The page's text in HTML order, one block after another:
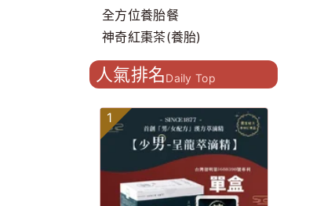
全方位養胎餐
神奇紅棗茶(養胎)
人氣排名Daily Top
1